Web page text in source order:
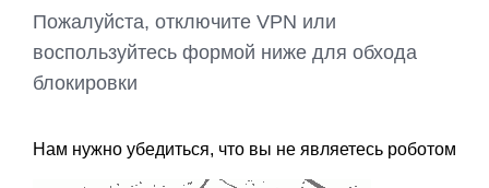
Пожалуйста, отключите VPN или
воспользуйтесь формой ниже для обхода
блокировки
Нам нужно убедиться, что вы не являетесь роботом